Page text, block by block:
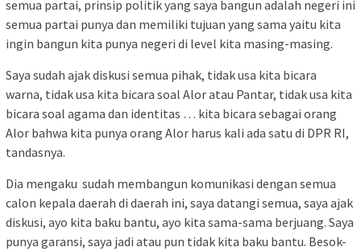
semua partai, prinsip politik yang saya bangun adalah negeri ini
semua partai punya dan memiliki tujuan yang sama yaitu kita
ingin bangun kita punya negeri di level kita masing-masing.
Saya sudah ajak diskusi semua pihak, tidak usa kita bicara
warna, tidak usa kita bicara soal Alor atau Pantar, tidak usa kita
bicara soal agama dan identitas … kita bicara sebagai orang
Alor bahwa kita punya orang Alor harus kali ada satu di DPR RI,
tandasnya.
Dia mengaku sudah membangun komunikasi dengan semua
calon kepala daerah di daerah ini, saya datangi semua, saya ajak
diskusi, ayo kita baku bantu, ayo kita sama-sama berjuang. Saya
punya garansi, saya jadi atau pun tidak kita baku bantu. Besok-